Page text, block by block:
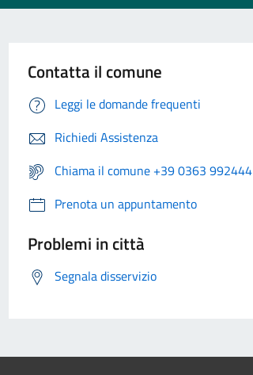
Contatta il comune
Leggi le domande frequenti
Richiedi Assistenza
Chiama il comune +39 0363 992444
Prenota un appuntamento
Problemi in città
Segnala disservizio